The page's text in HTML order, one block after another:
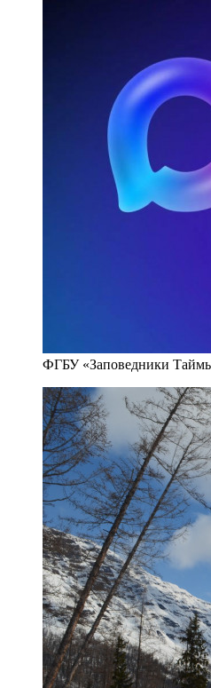
ФГБУ «Заповедники